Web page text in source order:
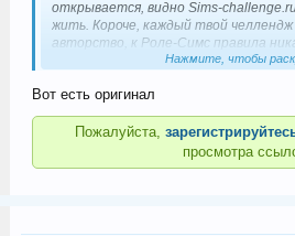
открывается, видно Sims-
жить. Короче, каждый твой
авторство, к Роле-Симс правила
Нажмите, чтобы
Вот есть оригинал
Пожалуйста,
просмотра